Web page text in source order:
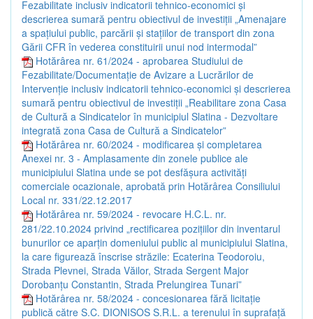
Fezabilitate inclusiv indicatorii tehnico-economici și
descrierea sumară pentru obiectivul de investiții „Amenajare
a spațiului public, parcării și stațiilor de transport din zona
Gării CFR în vederea constituirii unui nod intermodal”
Hotărârea nr. 61/2024 - aprobarea Studiului de
Fezabilitate/Documentație de Avizare a Lucrărilor de
Intervenție inclusiv indicatorii tehnico-economici și descrierea
sumară pentru obiectivul de investiții „Reabilitare zona Casa
de Cultură a Sindicatelor în municipiul Slatina - Dezvoltare
integrată zona Casa de Cultură a Sindicatelor”
Hotărârea nr. 60/2024 - modificarea și completarea
Anexei nr. 3 - Amplasamente din zonele publice ale
municipiului Slatina unde se pot desfășura activități
comerciale ocazionale, aprobată prin Hotărârea Consiliului
Local nr. 331/22.12.2017
Hotărârea nr. 59/2024 - revocare H.C.L. nr.
281/22.10.2024 privind „rectificarea pozițiilor din inventarul
bunurilor ce aparțin domeniului public al municipiului Slatina,
la care figurează înscrise străzile: Ecaterina Teodoroiu,
Strada Plevnei, Strada Văilor, Strada Sergent Major
Dorobanțu Constantin, Strada Prelungirea Tunari”
Hotărârea nr. 58/2024 - concesionarea fără licitație
publică către S.C. DIONISOS S.R.L. a terenului în suprafață